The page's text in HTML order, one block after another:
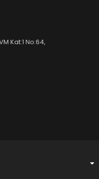
Kat:1 No:64,